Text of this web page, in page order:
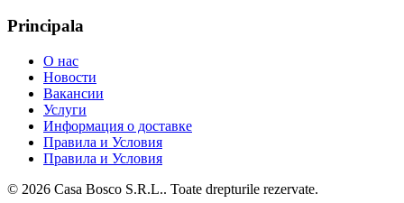
Principala
О нас
Новости
Вакансии
Услуги
Информация о доставке
Правила и Условия
Правила и Условия
© 2026 Casa Bosco S.R.L.. Toate drepturile rezervate.